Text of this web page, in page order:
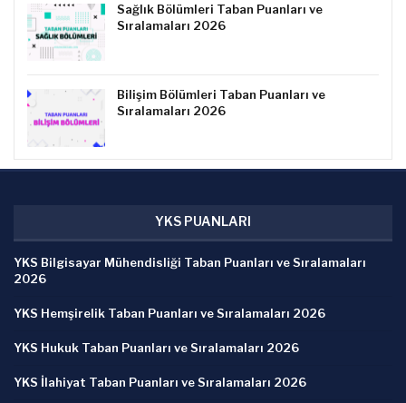
Sağlık Bölümleri Taban Puanları ve
Sıralamaları 2026
Bilişim Bölümleri Taban Puanları ve
Sıralamaları 2026
YKS PUANLARI
YKS Bilgisayar Mühendisliği Taban Puanları ve Sıralamaları
2026
YKS Hemşirelik Taban Puanları ve Sıralamaları 2026
YKS Hukuk Taban Puanları ve Sıralamaları 2026
YKS İlahiyat Taban Puanları ve Sıralamaları 2026